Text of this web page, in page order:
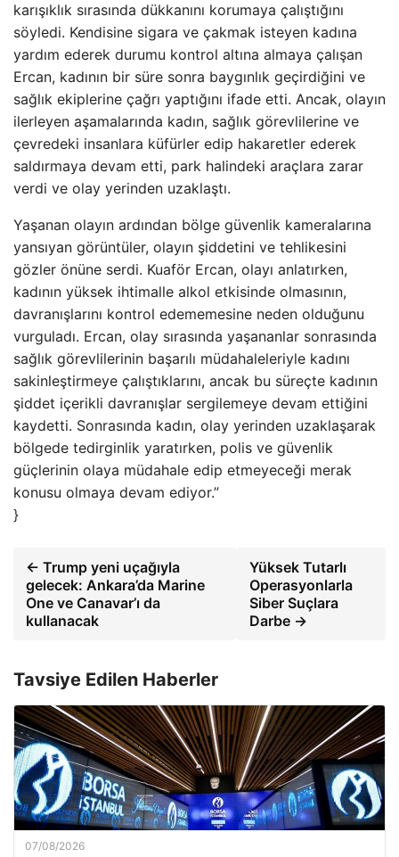
karışıklık sırasında dükkanını korumaya çalıştığını
söyledi. Kendisine sigara ve çakmak isteyen kadına
yardım ederek durumu kontrol altına almaya çalışan
Ercan, kadının bir süre sonra baygınlık geçirdiğini ve
sağlık ekiplerine çağrı yaptığını ifade etti. Ancak, olayın
ilerleyen aşamalarında kadın, sağlık görevlilerine ve
çevredeki insanlara küfürler edip hakaretler ederek
saldırmaya devam etti, park halindeki araçlara zarar
verdi ve olay yerinden uzaklaştı.
Yaşanan olayın ardından bölge güvenlik kameralarına
yansıyan görüntüler, olayın şiddetini ve tehlikesini
gözler önüne serdi. Kuaför Ercan, olayı anlatırken,
kadının yüksek ihtimalle alkol etkisinde olmasının,
davranışlarını kontrol edememesine neden olduğunu
vurguladı. Ercan, olay sırasında yaşananlar sonrasında
sağlık görevlilerinin başarılı müdahaleleriyle kadını
sakinleştirmeye çalıştıklarını, ancak bu süreçte kadının
şiddet içerikli davranışlar sergilemeye devam ettiğini
kaydetti. Sonrasında kadın, olay yerinden uzaklaşarak
bölgede tedirginlik yaratırken, polis ve güvenlik
güçlerinin olaya müdahale edip etmeyeceği merak
konusu olmaya devam ediyor.”
}
← Trump yeni uçağıyla
gelecek: Ankara’da Marine
One ve Canavar’ı da
kullanacak
Yüksek Tutarlı
Operasyonlarla
Siber Suçlara
Darbe →
Tavsiye Edilen Haberler
07/08/2026